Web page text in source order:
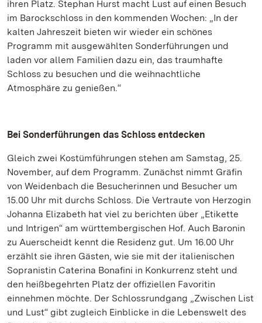
ihren Platz. Stephan Hurst macht Lust auf einen Besuch
im Barockschloss in den kommenden Wochen: „In der
kalten Jahreszeit bieten wir wieder ein schönes
Programm mit ausgewählten Sonderführungen und
laden vor allem Familien dazu ein, das traumhafte
Schloss zu besuchen und die weihnachtliche
Atmosphäre zu genießen.“
Bei Sonderführungen das Schloss entdecken
Gleich zwei Kostümführungen stehen am Samstag, 25.
November, auf dem Programm. Zunächst nimmt Gräfin
von Weidenbach die Besucherinnen und Besucher um
15.00 Uhr mit durchs Schloss. Die Vertraute von Herzogin
Johanna Elizabeth hat viel zu berichten über „Etikette
und Intrigen“ am württembergischen Hof. Auch Baronin
zu Auerscheidt kennt die Residenz gut. Um 16.00 Uhr
erzählt sie ihren Gästen, wie sie mit der italienischen
Sopranistin Caterina Bonafini in Konkurrenz steht und
den heißbegehrten Platz der offiziellen Favoritin
einnehmen möchte. Der Schlossrundgang „Zwischen List
und Lust“ gibt zugleich Einblicke in die Lebenswelt des